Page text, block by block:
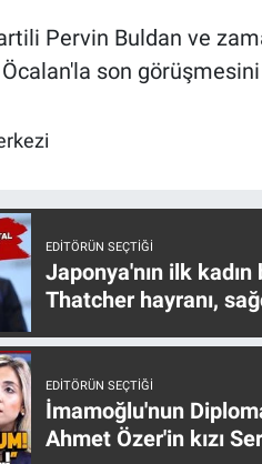
Pervin Buldan ve
son
EDITÖRÜN SEÇTIĞI
Japonya'nın ilk
Thatcher hayranı,
EDITÖRÜN SEÇTIĞI
İmamoğlu'nun
Ahmet Özer'in kızı